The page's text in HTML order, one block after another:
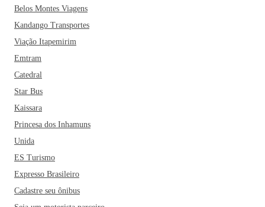
Belos Montes Viagens
Kandango Transportes
Viação Itapemirim
Emtram
Catedral
Star Bus
Kaissara
Princesa dos Inhamuns
Unida
ES Turismo
Expresso Brasileiro
Cadastre seu ônibus